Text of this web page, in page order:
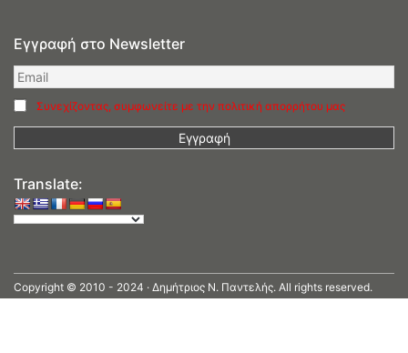
Εγγραφή στο Newsletter
Συνεχίζοντας, συμφωνείτε με την πολιτική απορρήτου μας
Translate:
Copyright © 2010 - 2024 · Δημήτριος N. Παντελής. All rights reserved.